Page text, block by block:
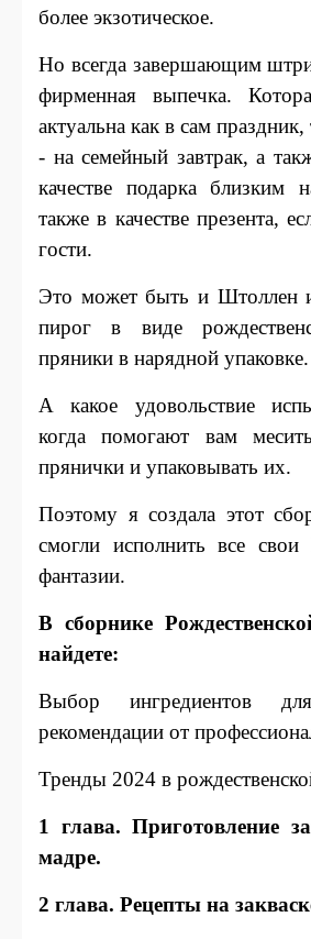
более экзотическое.
Но всегда завершающим
фирменная выпечка.
актуальна как в сам праздник,
- на семейный завтрак, а
качестве подарка близким
также в качестве презента,
гости.
Это может быть и Штоллен
пирог в виде
пряники в нарядной упаковке.
А какое удовольствие
когда помогают вам
прянички и упаковывать их.
Поэтому я создала этот
смогли исполнить все свои
фантазии.
В сборнике
найдете:
Выбор ингредиентов
рекомендации от
Тренды 2024 в
1 глава. Приготовление
мадре.
2 глава. Рецепты на